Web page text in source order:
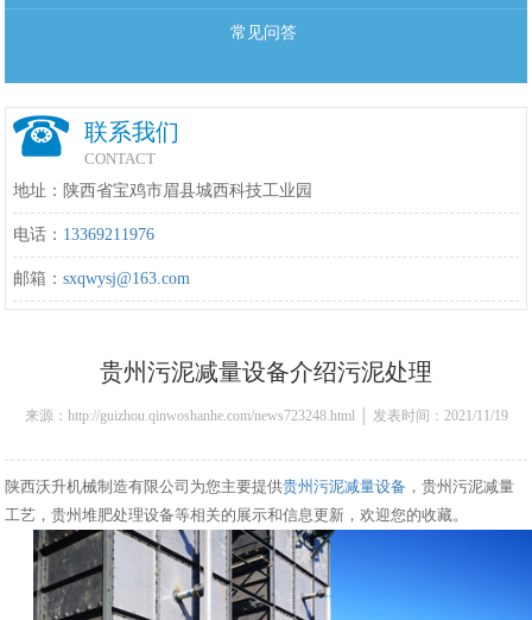
常见问答
联系我们
CONTACT
地址：陕西省宝鸡市眉县城西科技工业园
电话： 13369211976
邮箱：sxqwysj@163.com
贵州污泥减量设备介绍污泥处理
来源：http://guizhou.qinwoshanhe.com/news723248.html │ 发表时间：2021/11/19
陕西沃升机械制造有限公司为您主要提供贵州污泥减量设备 ，贵州污泥减量
工艺，贵州堆肥处理设备等相关的展示和信息更新，欢迎您的收藏。